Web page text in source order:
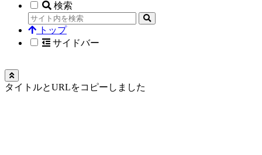
検索
トップ
サイドバー
タイトルとURLをコピーしました